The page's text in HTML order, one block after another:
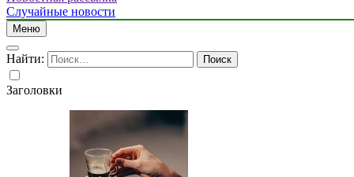
Случайные новости
Меню
Найти:
Заголовки